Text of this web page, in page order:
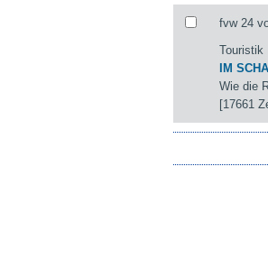
fvw 24
Touristik
IM
Wie die
[17661